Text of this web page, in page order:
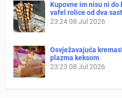
Kupovne im nisu ni
vafel rolice od dva
23:2408 Jul 2026
Osvježavajuća
plazma keksom
23:23 08 Jul 2026